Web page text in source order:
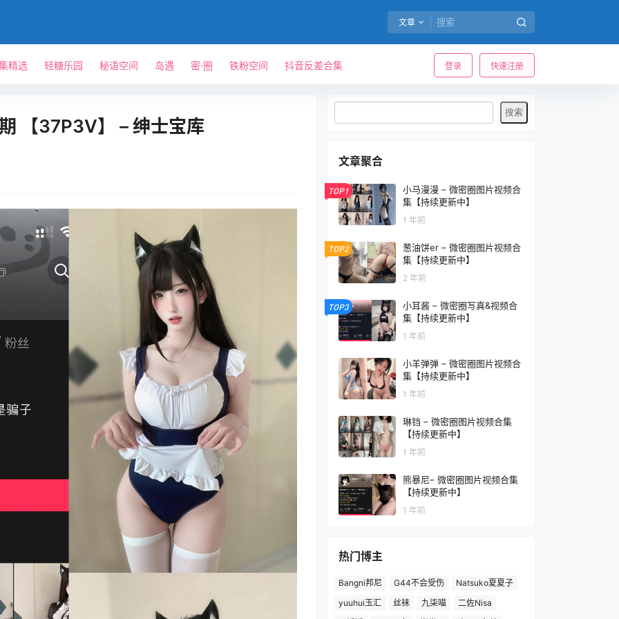
文章
登录 快速注册
精选 轻糖乐园 秘语空间 岛遇 密⋅圈 铁粉空间 抖音反差合集
【37P3V】 – 绅士宝库
文章聚合
TOP1
小马漫漫 – 微密圈图片视频合
集【持续更新中】
1 年前
TOP2
葱油饼er – 微密圈图片视频合
集【持续更新中】
2 年前
TOP3
小耳酱 – 微密圈写真&视频合
集【持续更新中】
1 年前
小羊弹弹 – 微密圈图片视频合
集【持续更新中】
1 年前
琳铛 – 微密圈图片视频合集
【持续更新中】
1 年前
熊暴尼– 微密圈图片视频合集
【持续更新中】
1 年前
热门博主
Bangni邦尼 G44不会受伤
Natsuko夏夏子
yuuhui玉汇
丝袜 九柒喵
二佐Nisa